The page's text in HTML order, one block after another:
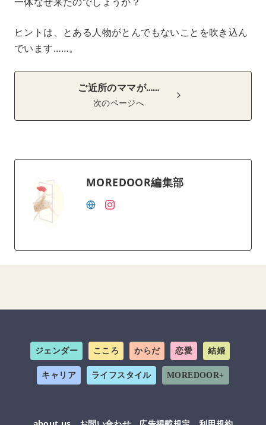
ヒントは、とある人物がとんでもないことを吹き込ん
でいます……。
ご近所のママが……
次のページへ
MOREDOOR編集部
ジェンダー こころ からだ 恋愛 結婚
キャリア ライフスタイル MOREDOOR+